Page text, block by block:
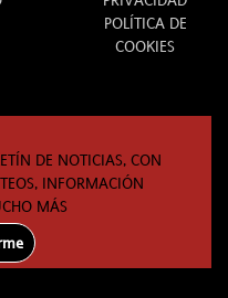
POLÍTICA DE
COOKIES
DE NOTICIAS, CON
INFORMACIÓN
MÁS